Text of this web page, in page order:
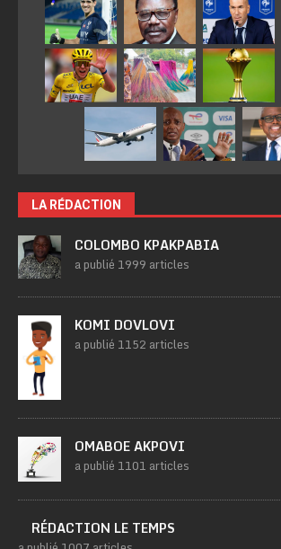
LA RÉDACTION
COLOMBO KPAKPABIA
a publié 1999 articles
KOMI DOVLOVI
a publié 1152 articles
OMABOE AKPOVI
a publié 1101 articles
RÉDACTION LE TEMPS